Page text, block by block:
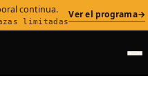
continua.
limitadas
Ver el programa→